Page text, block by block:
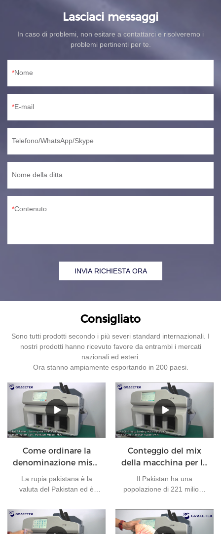
Lasciaci messaggi
In caso di problemi, non esitare a contattarci e risolveremo i
problemi pertinenti per te.
Nome
E-mail
Telefono/WhatsApp/Skype
Nome della ditta
Contenuto
INVIA RICHIESTA ORA
Consigliato
Sono tutti prodotti secondo i più severi standard internazionali. I
nostri prodotti hanno ricevuto favore da entrambi i mercati
nazionali ed esteri.
Ora stanno ampiamente esportando in 200 paesi.
Come ordinare la
denominazione mista
di rupie pakistane?
La rupia pakistana è la
valuta del Pakistan ed è
Stato del Pakistan.
Attualmente, ci sono 7 tipi di
banconote in circolazione in
Conteggio del mix
della macchina per lo
smistamento delle
valute per le rupie
Il Pakistan ha una
popolazione di 221 milioni.
e la sua valuta è la rupia
pakistana. È una delle
valute più utilizzate al